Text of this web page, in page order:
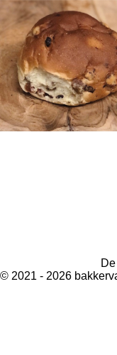
© 2021 - 2026